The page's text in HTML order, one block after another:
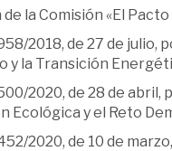
la Comisión «El
2018, de 27 de julio,
y la Transición
2020, de 28 de
Ecológica y el Reto
2020, de 10 de